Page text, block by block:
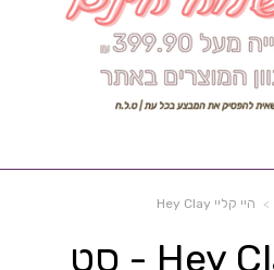
היי קליי Hey Clay
היי קליי - Hey Clay - סט